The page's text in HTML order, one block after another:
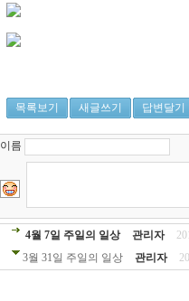
목록보기 새글쓰기 답변달기
이름
4월 7일 주일의 일상 관리자
3월 31일 주일의 일상
관리자